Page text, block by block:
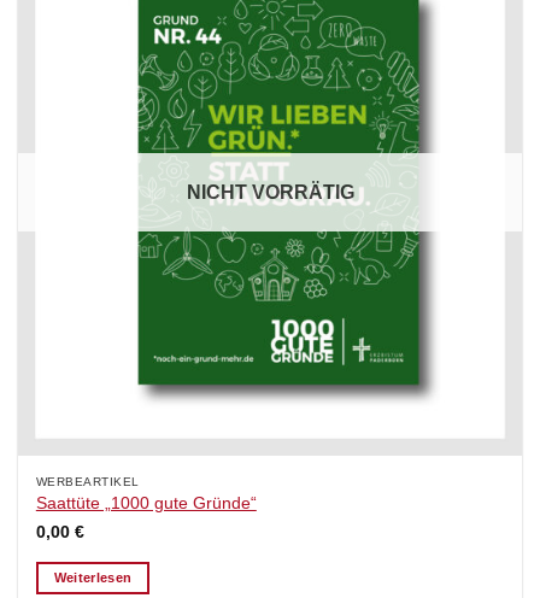
NICHT VORRÄTIG
WERBEARTIKEL
Saattüte „1000 gute Gründe“
0,00 €
Weiterlesen